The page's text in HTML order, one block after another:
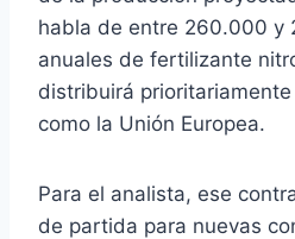
habla de entre 260.000 y
anuales de fertilizante
distribuirá
como la Unión Europea.
Para el analista, ese
de partida para nuevas